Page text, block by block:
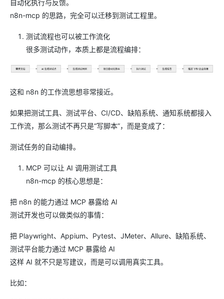
自动化执行与反馈。
n8n-mcp 的思路，完全可以迁移到测试工程里。
测试流程也可以被工作流化
很多测试动作，本质上都是流程编排：
这和 n8n 的工作流思想非常接近。
如果把测试工具、测试平台、CI/CD、缺陷系统、通知系统都接入
工作流，那么测试不再只是“写脚本”，而是变成了：
测试任务的自动编排。
MCP 可以让 AI 调用测试工具
n8n-mcp 的核心思想是：
把 n8n 的能力通过 MCP 暴露给 AI
测试开发也可以做类似的事情：
把 Playwright、Appium、Pytest、JMeter、Allure、缺陷系统、
测试平台能力通过 MCP 暴露给 AI
这样 AI 就不只是写建议，而是可以调用真实工具。
比如：